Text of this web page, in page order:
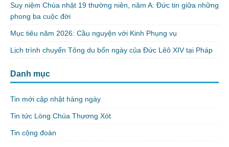
Suy niệm Chúa nhật 19 thường niên, năm A: Đức tin giữa những
phong ba cuộc đời
Mục tiêu năm 2026: Cầu nguyện với Kinh Phụng vụ
Lịch trình chuyến Tông du bốn ngày của Đức Lêô XIV tại Pháp
Danh mục
Tin mới cập nhật hàng ngày
Tin tức Lòng Chúa Thương Xót
Tin cộng đoàn